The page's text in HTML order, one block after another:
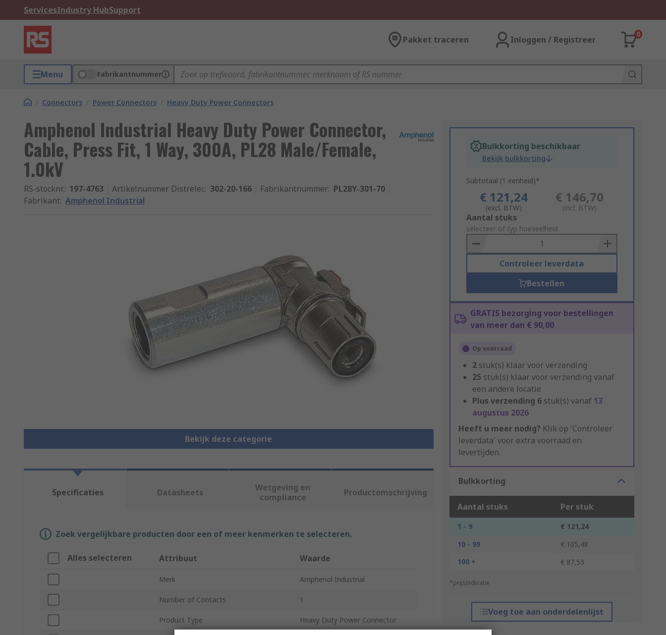
ServicesIndustry HubSupport
Pakket traceren Inloggen / Registreer
0
Menu Fabrikantnummer
/ Connectors / Power Connectors / Heavy Duty Power Connectors
Amphenol Industrial Heavy Duty Power Connector,
Cable, Press Fit, 1 Way, 300A, PL28 Male/Female,
1.0kV
RS-stocknr.: 197-4763 Artikelnummer Distrelec: 302-20-166 Fabrikantnummer: PL28Y-301-70
Fabrikant: Amphenol Industrial
Bekijk deze categorie
Bulkkorting beschikbaar
Bekijk bulkkorting
Subtotaal (1 eenheid)*
€ 121,24
(excl. BTW)
€ 146,70
(incl. BTW)
Add
to
Basket
Aantal stuks
selecteer of typ hoeveelheid
Controleer leverdata
Bestellen
GRATIS bezorging voor bestellingen
van meer dan € 90,00
Op voorraad
2 stuk(s) klaar voor verzending
25 stuk(s) klaar voor verzending vanaf
een andere locatie
Plus verzending 6 stuk(s) vanaf 13
augustus 2026
Heeft u meer nodig? Klik op 'Controleer
leverdata' voor extra voorraad en
levertijden.
Bulkkorting
Aantal stuks Per stuk
1 - 9
€ 121,24
10 - 99
€ 105,48
100 +
€ 87,53
*prijsindicatie
Voeg toe aan onderdelenlijst
Specificaties Datasheets
Wetgeving en
compliance
Productomschrijving
Zoek vergelijkbare producten door een of meer kenmerken te selecteren.
Alles selecteren Attribuut Waarde
Merk Amphenol Industrial
Number of Contacts 1
Product Type Heavy Duty Power Connector